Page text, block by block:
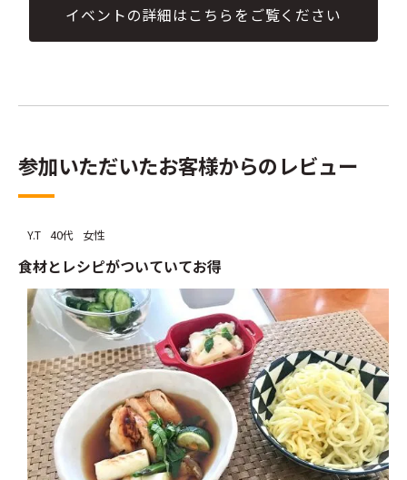
イベントの詳細はこちらをご覧ください
参加いただいたお客様からのレビュー
Y.T 40代 女性
食材とレシピがついていてお得